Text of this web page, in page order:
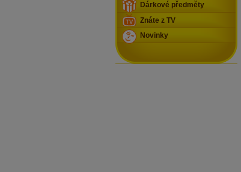
Dárkové předměty
Znáte z TV
Novinky